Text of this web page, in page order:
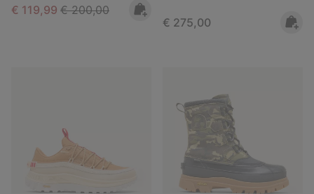
Sale price:
€ 119,99 Regular price:
€ 200,00
Regular price:
€ 275,00